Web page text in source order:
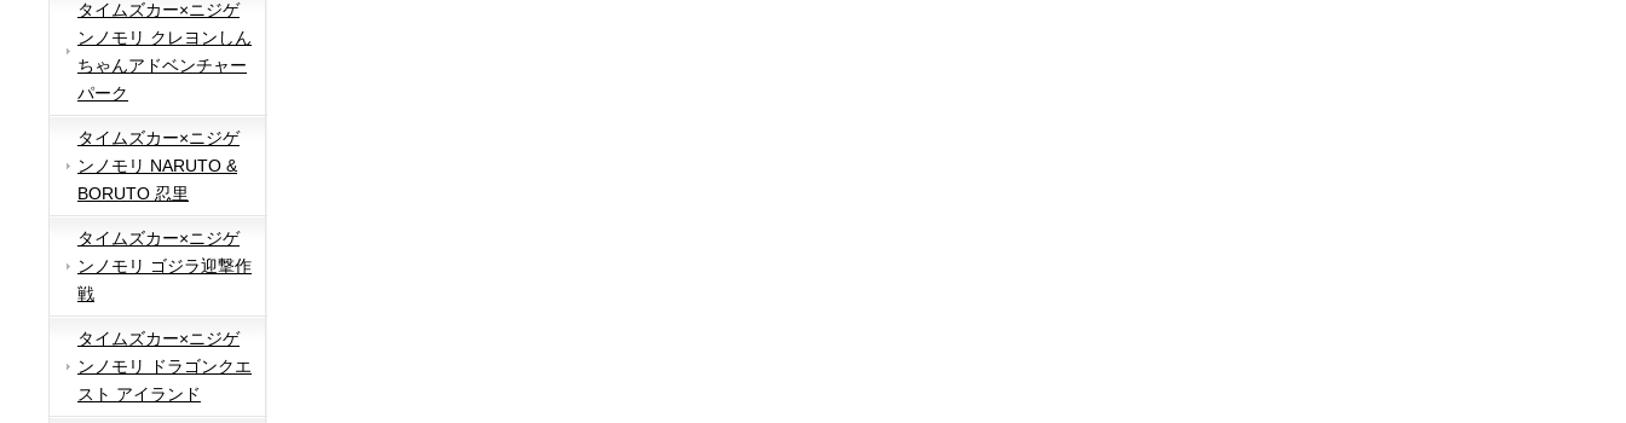
タイムズカー×ニジゲ
ンノモリ クレヨンしん
ちゃんアドベンチャー
パーク
タイムズカー×ニジゲ
ンノモリ NARUTO &
BORUTO 忍里
タイムズカー×ニジゲ
ンノモリ ゴジラ迎撃作
戦
タイムズカー×ニジゲ
ンノモリ ドラゴンクエ
スト アイランド